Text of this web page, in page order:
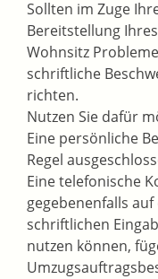
Sollten im Zuge
Bereitstellung
Wohnsitz
schriftliche
richten.
Nutzen Sie dafür
Eine persönliche
Regel
Eine telefonische
gegebenenfalls
schriftlichen
nutzen können,